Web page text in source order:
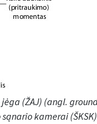
(ŽAJ) (angl.
kamerai